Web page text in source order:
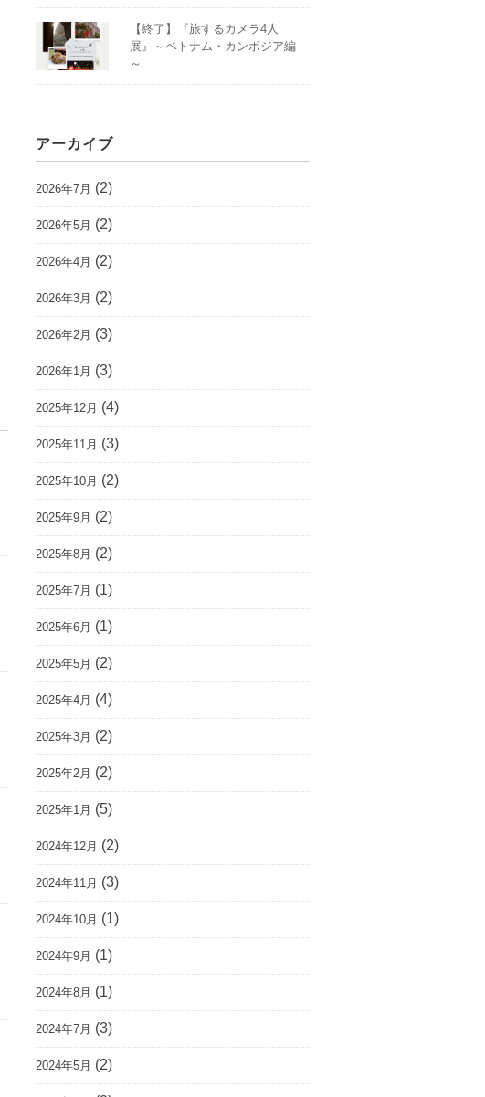
【終了】『旅するカメラ4人
展』～ベトナム・カンボジア編
～
アーカイブ
2026年7月 (2)
2026年5月 (2)
2026年4月 (2)
2026年3月 (2)
2026年2月 (3)
2026年1月 (3)
2025年12月 (4)
2025年11月 (3)
2025年10月 (2)
2025年9月 (2)
2025年8月 (2)
2025年7月 (1)
2025年6月 (1)
2025年5月 (2)
2025年4月 (4)
2025年3月 (2)
2025年2月 (2)
2025年1月 (5)
2024年12月 (2)
2024年11月 (3)
2024年10月 (1)
2024年9月 (1)
2024年8月 (1)
2024年7月 (3)
2024年5月 (2)